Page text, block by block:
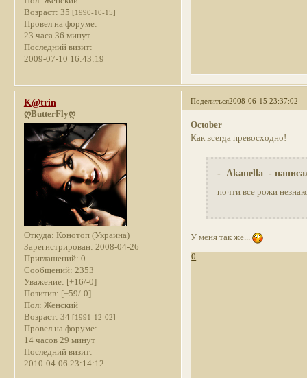
Возраст: 35 [1990-10-15]
Провел на форуме:
23 часа 36 минут
Последний визит:
2009-07-10 16:43:19
Поделиться2008-06-15 23:37:02
K@trin
ღButterFlyღ
Откуда: Конотоп (Украина)
Зарегистрирован: 2008-04-26
Приглашений: 0
Сообщений: 2353
Уважение: [+16/-0]
Позитив: [+59/-0]
Пол: Женский
Возраст: 34 [1991-12-02]
Провел на форуме:
14 часов 29 минут
Последний визит:
2010-04-06 23:14:12
October
Как всегда превосходно!
-=Akaпella=-
почти все рожи
У меня так же...
0